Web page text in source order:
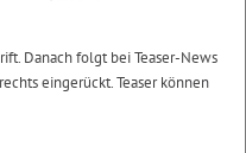
Danach folgt bei Teaser-News
eingerückt. Teaser können